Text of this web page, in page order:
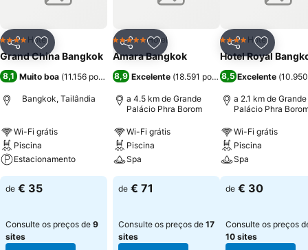
PartilharAdicionar aos favoritos
4 EstrelasHotel
Grand China Bangkok
8,1 Muito boa (11.156 pontuações)
Bangkok, Tailândia
Wi-Fi grátis
Piscina
Estacionamento
de € 35
Consulte os preços de 9
sites
PartilharAdicionar aos favoritos
5 EstrelasHotel
Amara Bangkok
8,9 Excelente (18.591 pontuações)
a 4.5 km de Grande
Palácio Phra Borom
Wi-Fi grátis
Piscina
Spa
de € 71
Consulte os preços de 17
sites
Partilhar
4 EstrelasHotel
Hotel Royal
8,5 Excelente (
a 2.1 km de Grande
Palácio Phra
Wi-Fi grátis
Piscina
Spa
de € 30
Consulte os preços
10 sites